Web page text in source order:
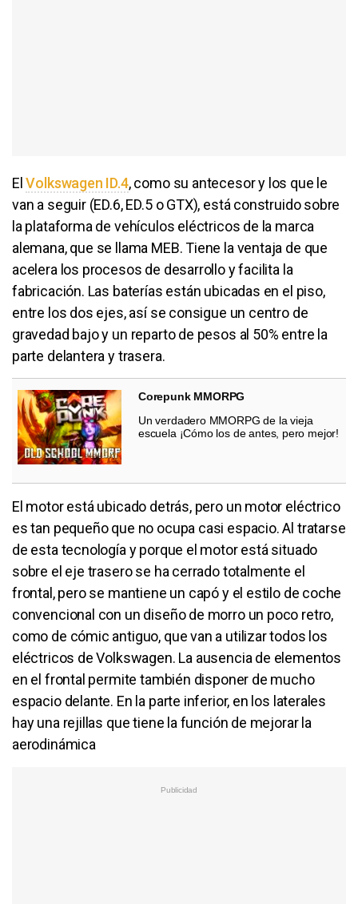
ElVolkswagen ID.4, como su antecesor y los que le
van a seguir (ED.6, ED.5 o GTX), está construido sobre
la plataforma de vehículos eléctricos de la marca
alemana, que se llama MEB. Tiene la ventaja de que
acelera los procesos de desarrollo y facilita la
fabricación. Las baterías están ubicadas en el piso,
entre los dos ejes, así se consigue un centro de
gravedad bajo y un reparto de pesos al 50% entre la
parte delantera y trasera.
Corepunk MMORPG
Un verdadero MMORPG de la vieja
escuela ¡Cómo los de antes, pero mejor!
El motor está ubicado detrás, pero un motor eléctrico
es tan pequeño que no ocupa casi espacio. Al tratarse
de esta tecnología y porque el motor está situado
sobre el eje trasero se ha cerrado totalmente el
frontal, pero se mantiene un capó y el estilo de coche
convencional con un diseño de morro un poco retro,
como de cómic antiguo, que van a utilizar todos los
eléctricos de Volkswagen. La ausencia de elementos
en el frontal permite también disponer de mucho
espacio delante. En la parte inferior, en los laterales
hay una rejillas que tiene la función de mejorar la
aerodinámica